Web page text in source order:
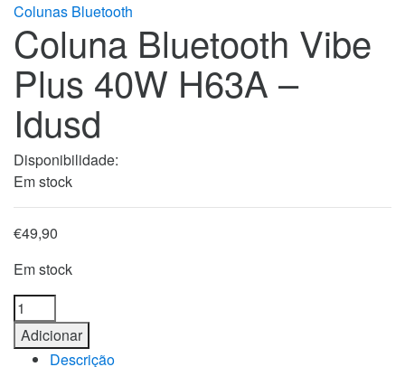
Colunas Bluetooth
Coluna Bluetooth Vibe
Plus 40W H63A –
Idusd
Disponibilidade:
Em stock
€49,90
Em stock
Coluna
Bluetooth
Vibe
Adicionar
Descrição